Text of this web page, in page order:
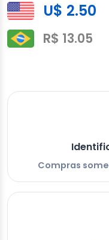
U$ 2.50
R$ 13.05
Compras